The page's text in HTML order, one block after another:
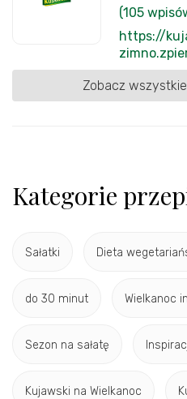
(105
https://
Zobacz
Kategorie
Sałatki Dieta
do 30 minut Wielkanoc
Sezon na sałatę
Kujawski na Wielkanoc